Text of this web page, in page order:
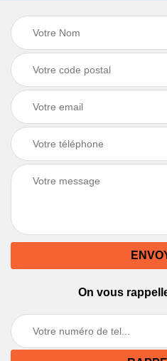
On vous